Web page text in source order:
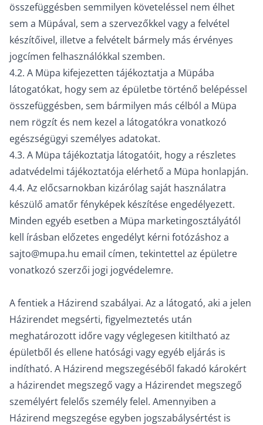
összefüggésben semmilyen követeléssel nem élhet
sem a Müpával, sem a szervezőkkel vagy a felvétel
készítőivel, illetve a felvételt bármely más érvényes
jogcímen felhasználókkal szemben.
4.2. A Müpa kifejezetten tájékoztatja a Müpába
látogatókat, hogy sem az épületbe történő belépéssel
összefüggésben, sem bármilyen más célból a Müpa
nem rögzít és nem kezel a látogatókra vonatkozó
egészségügyi személyes adatokat.
4.3. A Müpa tájékoztatja látogatóit, hogy a részletes
adatvédelmi tájékoztatója elérhető a Müpa honlapján.
4.4. Az előcsarnokban kizárólag saját használatra
készülő amatőr fényképek készítése engedélyezett.
Minden egyéb esetben a Müpa marketingosztályától
kell írásban előzetes engedélyt kérni fotózáshoz a
sajto@mupa.hu email címen, tekintettel az épületre
vonatkozó szerzői jogi jogvédelemre.
A fentiek a Házirend szabályai. Az a látogató, aki a jelen
Házirendet megsérti, figyelmeztetés után
meghatározott időre vagy véglegesen kitiltható az
épületből és ellene hatósági vagy egyéb eljárás is
indítható. A Házirend megszegéséből fakadó károkért
a házirendet megszegő vagy a Házirendet megszegő
személyért felelős személy felel. Amennyiben a
Házirend megszegése egyben jogszabálysértést is